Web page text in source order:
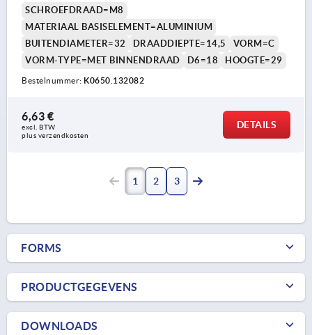
SCHROEFDRAAD=M8
MATERIAAL BASISELEMENT=ALUMINIUM
BUITENDIAMETER=32
DRAADDIEPTE=14,5
VORM=C
VORM-TYPE=MET BINNENDRAAD
D6=18 HOOGTE=29
Bestelnummer: K0650.132082
6,63 €
excl. BTW
plus verzendkosten
DETAILS
1 2 3
FORMS
PRODUCTGEGEVENS
DOWNLOADS